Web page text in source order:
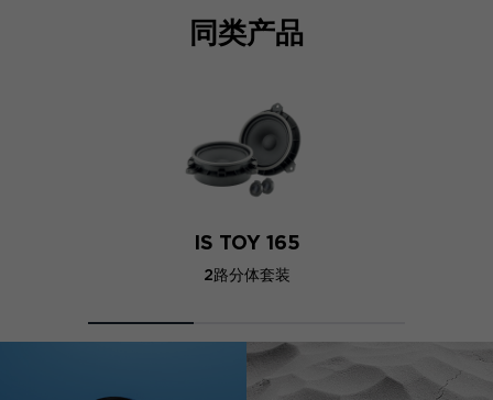
同类产品
IS TOY 165
2路分体套装